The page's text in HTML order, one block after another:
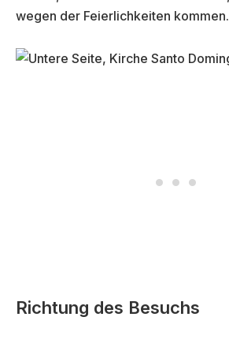
wegen der Feierlichkeiten kommen.
Richtung des Besuchs